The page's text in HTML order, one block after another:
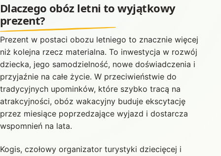
Dlaczego obóz letni to wyjątkowy
prezent?
Prezent w postaci obozu letniego to znacznie więcej
niż kolejna rzecz materialna. To inwestycja w rozwój
dziecka, jego samodzielność, nowe doświadczenia i
przyjaźnie na całe życie. W przeciwieństwie do
tradycyjnych upominków, które szybko tracą na
atrakcyjności, obóz wakacyjny buduje ekscytację
przez miesiące poprzedzające wyjazd i dostarcza
wspomnień na lata.
Kogis, czołowy organizator turystyki dziecięcej i